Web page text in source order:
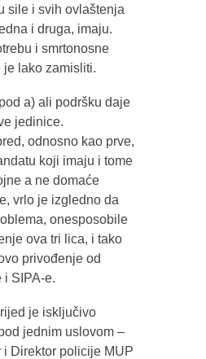
sile i svih ovlaštenja
i druga, imaju.
i smrtonosne
lako zamisliti.
a) ali podršku daje
jedinice.
odnosno kao prve,
koji imaju i tome
a ne domaće
vrlo je izgledno da
onesposobile
ova tri lica, i tako
privođenje od
i SIPA-e.
je isključivo
jednim uslovom –
i Direktor policije MUP